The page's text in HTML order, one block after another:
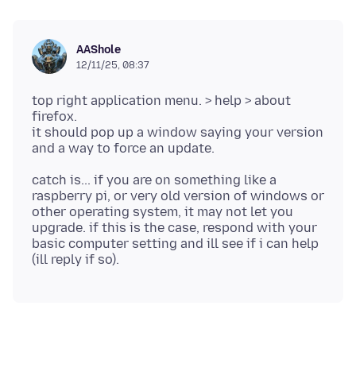
AAShole
12/11/25, 08:37
top right application menu. > help > about
firefox.
it should pop up a window saying your version
catch is... if you are on something like a
raspberry pi, or very old version of windows or
other operating system, it may not let you
upgrade. if this is the case, respond with your
basic computer setting and ill see if i can help